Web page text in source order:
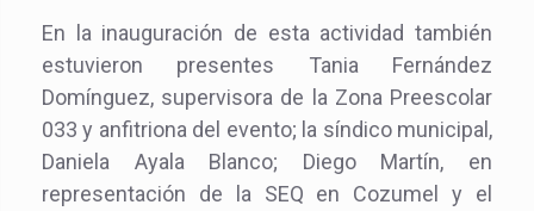
En la inauguración de esta actividad también
estuvieron presentes Tania Fernández
Domínguez, supervisora de la Zona Preescolar
033 y anfitriona del evento; la síndico municipal,
Daniela Ayala Blanco; Diego Martín, en
representación de la SEQ en Cozumel y el